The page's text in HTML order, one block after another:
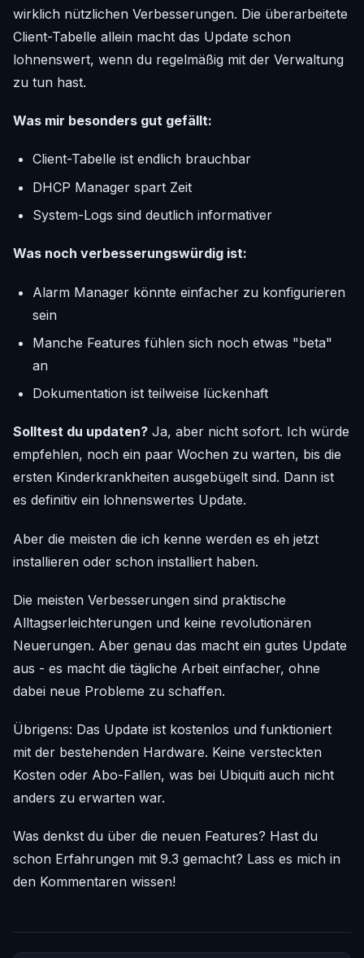
wirklich nützlichen Verbesserungen. Die überarbeitete
Client-Tabelle allein macht das Update schon
lohnenswert, wenn du regelmäßig mit der Verwaltung
zu tun hast.
Was mir besonders gut gefällt:
Client-Tabelle ist endlich brauchbar
DHCP Manager spart Zeit
System-Logs sind deutlich informativer
Was noch verbesserungswürdig ist:
Alarm Manager könnte einfacher zu konfigurieren
sein
Manche Features fühlen sich noch etwas "beta"
an
Dokumentation ist teilweise lückenhaft
Solltest du updaten? Ja, aber nicht sofort. Ich würde
empfehlen, noch ein paar Wochen zu warten, bis die
ersten Kinderkrankheiten ausgebügelt sind. Dann ist
es definitiv ein lohnenswertes Update.
Aber die meisten die ich kenne werden es eh jetzt
installieren oder schon installiert haben.
Die meisten Verbesserungen sind praktische
Alltagserleichterungen und keine revolutionären
Neuerungen. Aber genau das macht ein gutes Update
aus - es macht die tägliche Arbeit einfacher, ohne
dabei neue Probleme zu schaffen.
Übrigens: Das Update ist kostenlos und funktioniert
mit der bestehenden Hardware. Keine versteckten
Kosten oder Abo-Fallen, was bei Ubiquiti auch nicht
anders zu erwarten war.
Was denkst du über die neuen Features? Hast du
schon Erfahrungen mit 9.3 gemacht? Lass es mich in
den Kommentaren wissen!